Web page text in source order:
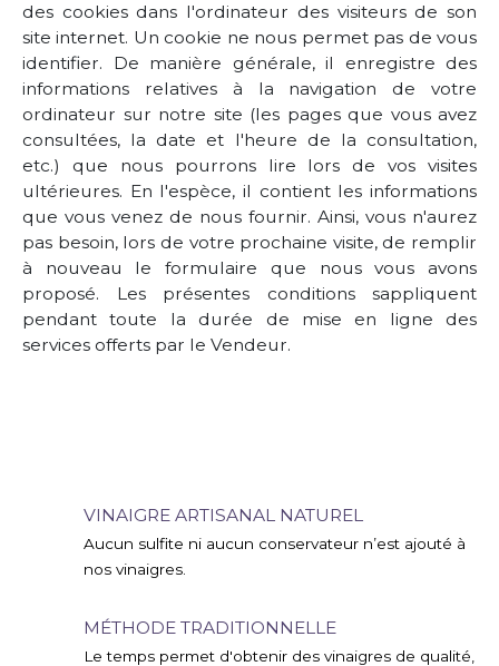
des cookies dans l'ordinateur des visiteurs de son
site internet. Un cookie ne nous permet pas de vous
identifier. De manière générale, il enregistre des
informations relatives à la navigation de votre
ordinateur sur notre site (les pages que vous avez
consultées, la date et l'heure de la consultation,
etc.) que nous pourrons lire lors de vos visites
ultérieures. En l'espèce, il contient les informations
que vous venez de nous fournir. Ainsi, vous n'aurez
pas besoin, lors de votre prochaine visite, de remplir
à nouveau le formulaire que nous vous avons
proposé. Les présentes conditions sappliquent
pendant toute la durée de mise en ligne des
services offerts par le Vendeur.
VINAIGRE ARTISANAL NATUREL
Aucun sulfite ni aucun conservateur n’est ajouté à
nos vinaigres.
MÉTHODE TRADITIONNELLE
Le temps permet d'obtenir des vinaigres de qualité,